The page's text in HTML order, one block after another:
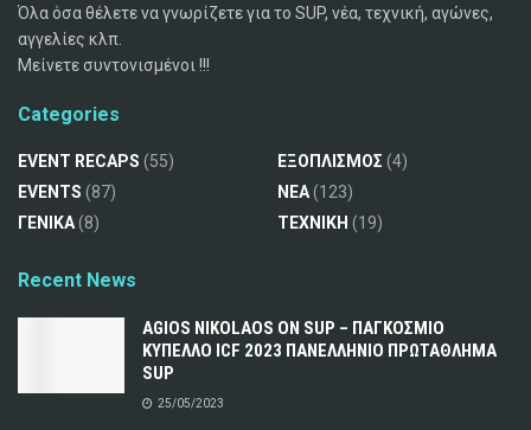
Όλα όσα θέλετε να γνωρίζετε για το SUP, νέα, τεχνική, αγώνες,
αγγελίες κλπ.
Μείνετε συντονισμένοι !!!
Categories
EVENT RECAPS (55)
EVENTS (87)
ΓΕΝΙΚΑ(8)
ΕΞΟΠΛΙΣΜΟΣ (4)
ΝΕΑ(123)
ΤΕΧΝΙΚΗ (19)
Recent News
AGIOS NIKOLAOS ON SUP – ΠΑΓΚΟΣΜΙΟ
ΚΥΠΕΛΛΟ ICF 2023 ΠΑΝΕΛΛΗΝΙΟ ΠΡΩΤΑΘΛΗΜΑ
SUP
25/05/2023